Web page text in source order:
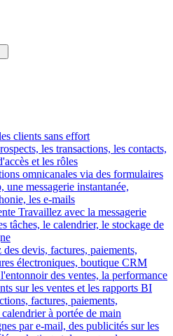
clients sans effort
les transactions, les contacts,
et les rôles
omnicanales via des formulaires
messagerie instantanée,
les e-mails
Travaillez avec la messagerie
tâches, le calendrier, le stockage de
des devis, factures, paiements,
électroniques, boutique CRM
des ventes, la performance
sur les ventes et les rapports BI
factures, paiements,
à portée de main
par e-mail, des publicités sur les